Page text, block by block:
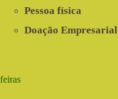
Pessoa física
Doação Empresarial
feiras